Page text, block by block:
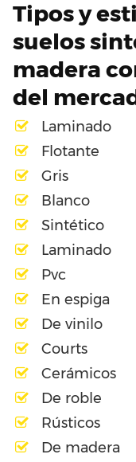
Tipos y
suelos
madera
del
Laminado
Flotante
Gris
Blanco
Sintético
Laminado
Pvc
En espiga
De vinilo
Courts
Cerámicos
De roble
Rústicos
De madera